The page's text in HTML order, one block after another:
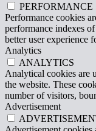
PERFORMANCE
Performance cookies
performance indexes
better user experience
Analytics
ANALYTICS
Analytical cookies are
the website. These
number of visitors,
Advertisement